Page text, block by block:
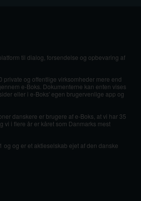
til dialog, forsendelse og opbevaring af
private og offentlige virksomheder mere end
e-Boks. Dokumenterne kan enten vises
eller i e-Boks' egen brugervenlige app og
danskere er brugere af e-Boks, at vi har 35
vi i flere år er kåret som Danmarks mest
og og er et aktieselskab ejet af den danske